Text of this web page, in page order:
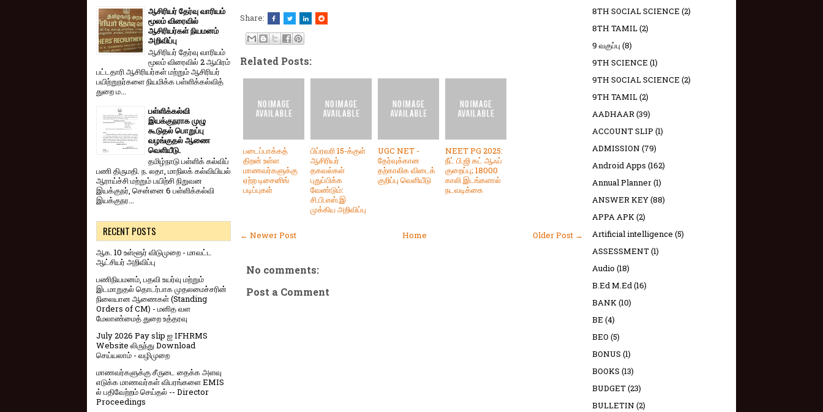
Share:
Related Posts:
படைப்பாக்கத்
திறன் உள்ள
மாணவர்களுக்கு
ஏற்ற டிசைனிங்
படிப்புகள்
பிப்ரவரி 15-க்குள்
ஆசிரியர்
தகவல்கள்
புதுப்பிக்க
வேண்டும்:
சி.பி.எஸ்.இ
முக்கிய அறிவிப்பு
UGC NET -
தேர்வுக்கான
தற்காலிக விடைக்
குறிப்பு வெளியீடு
NEET PG 2025:
நீட் பி.ஜி கட் ஆஃப்
குறைப்பு; 18000
காலி இடங்களால்
நடவடிக்கை
← Newer Post Older Post →
Home
No comments:
Post a Comment
ஆசிரியர் தேர்வு வாரியம்
மூலம் விரைவில்
ஆசிரியர்கள் நியமனம்
அறிவிப்பு
ஆசிரியர் தேர்வு வாரி​யம்
மூலம் விரை​வில் 2 ஆயிரம்
பட்​ட​தாரி ஆசிரியர்​கள் மற்​றும் ஆசிரியர்
பயிற்றுநர்​களை நியமிக்க பள்​ளிக்​கல்​வித்​
துறை ம...
பள்ளிக்கல்வி
இயக்குநராக முழு
கூடுதல் பொறுப்பு
வழங்குதல் ஆணை
வெளியீடு.
தமிழ்நாடு பள்ளிக் கல்விப்
பணி திருமதி. ந. லதா, மாநிலக் கல்வியியல்
ஆராய்ச்சி மற்றும் பயிற்சி நிறுவன
இயக்குநர், சென்னை 6 பள்ளிக்கல்வி
இயக்குநர...
RECENT POSTS
ஆக. 10 உள்ளூர் விடுமுறை - மாவட்ட
ஆட்சியர் அறிவிப்பு
பணிநியமனம், பதவி உயர்வு மற்றும்
இடமாறுதல் தொடர்பாக முதலமைச்சரின்
நிலையான ஆணைகள் (Standing
Orders of CM) - மனித வள
மேலாண்மைத் துறை உத்தரவு
July 2026 Pay slip ஐ IFHRMS
Website லிருந்து Download
செய்யலாம் - வழிமுறை
மாணவர்களுக்கு சீருடை தைக்க அளவு
எடுக்க மாணவர்கள் விபரங்களை EMIS
ல் பதிவேற்றம் செய்தல் -- Director
Proceedings
8TH SOCIAL SCIENCE (2)
8TH TAMIL(2)
9 வகுப்பு (8)
9TH SCIENCE (1)
9TH SOCIAL SCIENCE (2)
9TH TAMIL(2)
AADHAAR(39)
ACCOUNT SLIP (1)
ADMISSION (79)
Android Apps (162)
Annual Planner(1)
ANSWER KEY(88)
APPA APK(2)
Artificial intelligence (5)
ASSESSMENT(1)
Audio (18)
B.Ed M.Ed(16)
BANK(10)
BE (4)
BEO (5)
BONUS (1)
BOOKS (13)
BUDGET(23)
BULLETIN (2)